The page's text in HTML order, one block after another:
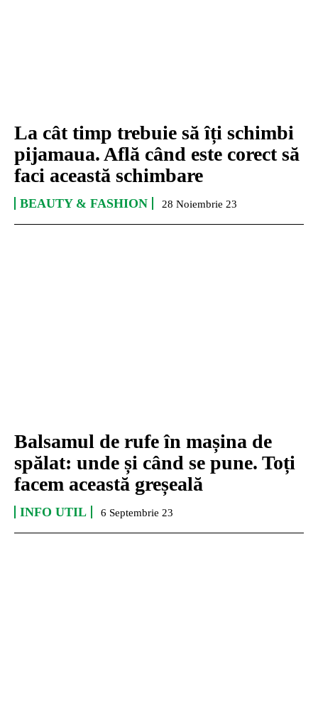
La cât timp trebuie să îți schimbi
pijamaua. Află când este corect să
faci această schimbare
BEAUTY & FASHION 28 Noiembrie 23
Balsamul de rufe în mașina de
spălat: unde și când se pune. Toți
facem această greșeală
INFO UTIL 6 Septembrie 23